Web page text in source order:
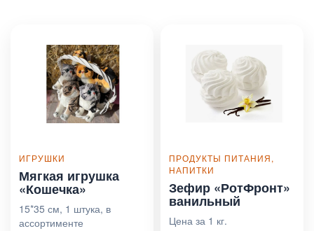
ИГРУШКИ
Мягкая игрушка
«Кошечка»
15*35 см, 1 штука, в
ассортименте
ПРОДУКТЫ ПИТАНИЯ,
НАПИТКИ
Зефир «РотФронт»
ванильный
Цена за 1 кг.